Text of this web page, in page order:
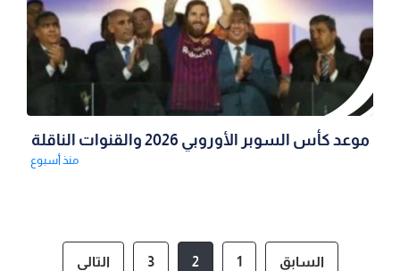
موعد كأس السوبر الأوروبي 2026 والقنوات الناقلة
منذ أسبوع
السابق 1
2
3 التالي